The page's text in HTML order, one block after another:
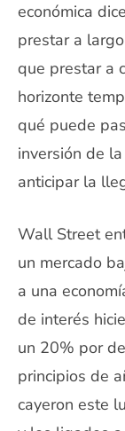
económica
prestar a
que prestar a
horizonte
qué puede
inversión de
anticipar la
Wall Street
un mercado
a una
de interés
un 20% por
principios de
cayeron este